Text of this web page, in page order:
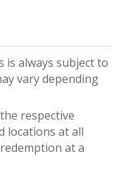
is always subject to
vary depending
respective
locations at all
at a